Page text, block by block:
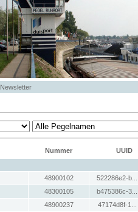
Newsletter
Nummer UUID
48900102 522286e2-b...
48300105 b475386c-3...
48900237 47174d8f-1...